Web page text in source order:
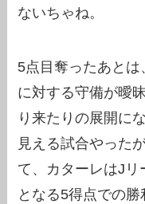
ないちゃね。
5点目奪ったあと
に対する守備が曖
り来たりの展開に
見える試合やった
て、カターレはJリ
となる5得点での勝